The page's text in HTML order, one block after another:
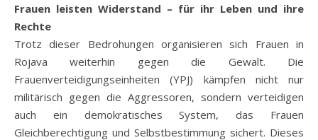
Frauen leisten Widerstand – für ihr Leben und ihre
Rechte
Trotz dieser Bedrohungen organisieren sich Frauen in
Rojava weiterhin gegen die Gewalt. Die
Frauenverteidigungseinheiten (YPJ) kämpfen nicht nur
militärisch gegen die Aggressoren, sondern verteidigen
auch ein demokratisches System, das Frauen
Gleichberechtigung und Selbstbestimmung sichert. Dieses